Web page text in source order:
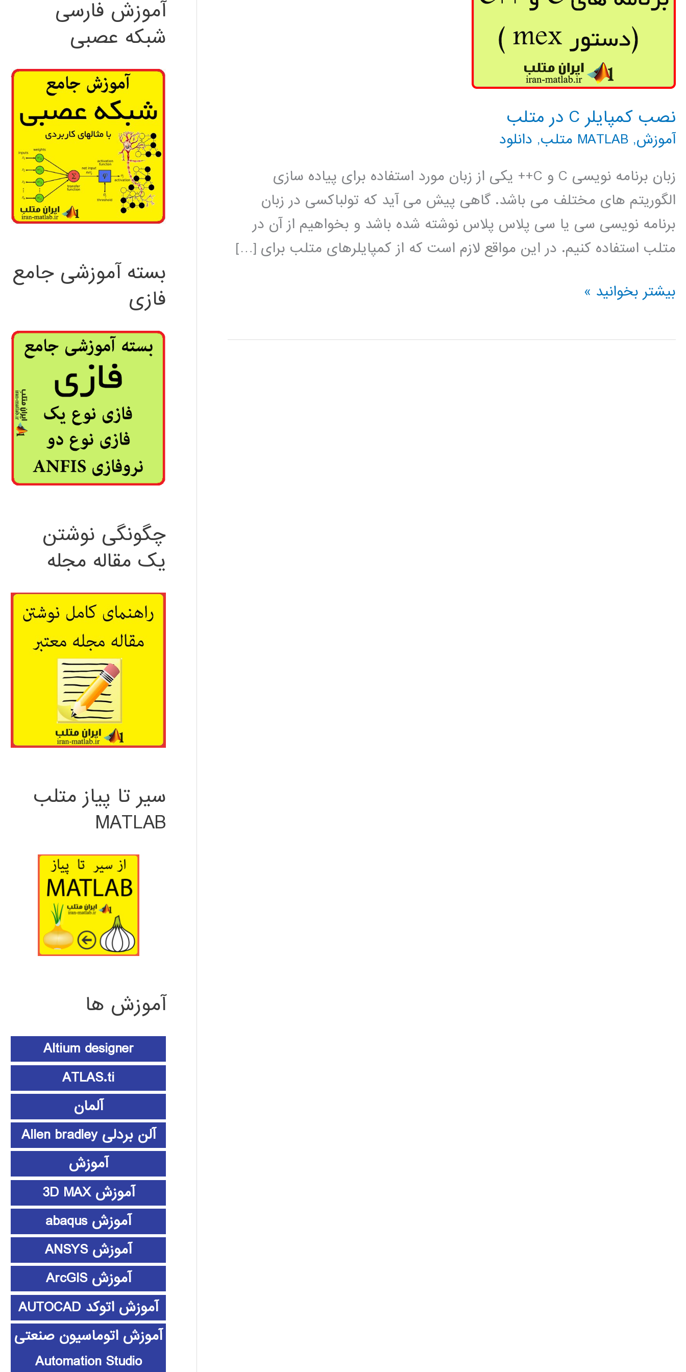
نصب کمپایلر C در متلب
آموزش, MATLAB متلب , دانلود
زبان برنامه نویسی C و C++ یکی از زبان مورد استفاده برای پیاده سازی
الگوریتم های مختلف می باشد. گاهی پیش می آید که تولباکسی در زبان
برنامه نویسی سی یا سی پلاس پلاس نوشته شده باشد و بخواهیم از آن در
متلب استفاده کنیم. در این مواقع لازم است که از کمپایلرهای متلب برای […]
نصب
C
بیشتر بخوانید »
آموزش فارسی
شبکه عصبی
بسته آموزشی جامع
فازی
چگونگی نوشتن
یک مقاله مجله
سیر تا پیاز متلب
MATLAB
آموزش ها
Altium designer
ATLAS.ti
آلمان
آلن بردلی Allen bradley
آموزش
آموزش 3D MAX
آموزش abaqus
آموزش ANSYS
آموزش ArcGIS
آموزش اتوکد AUTOCAD
آموزش اتوماسیون صنعتی
Automation Studio